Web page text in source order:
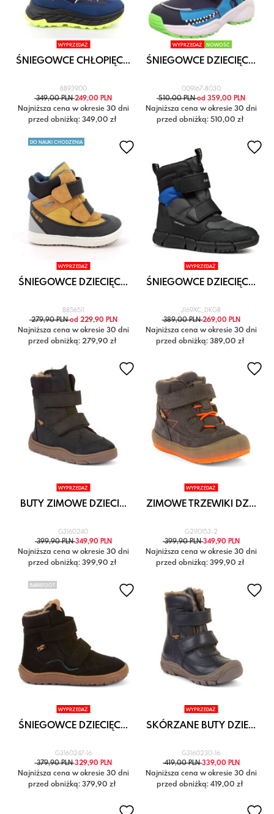
WYPRZEDAŻ
ŚNIEGOWCE CHŁOPIĘC...
8893900
349,00 PLN249,00 PLN
Najniższa cena w okresie 30 dni
przed obniżką: 349,00 zł
WYPRZEDAŻ NOWOŚĆ
ŚNIEGOWCE DZIECIĘC...
009167-8030
510,00 PLNod 359,00 PLN
Najniższa cena w okresie 30 dni
przed obniżką: 510,00 zł
DO NAUKI CHODZENIA
WYPRZEDAŻ
ŚNIEGOWCE DZIECIĘC...
8856511
279,90 PLNod 229,90 PLN
Najniższa cena w okresie 30 dni
przed obniżką: 279,90 zł
WYPRZEDAŻ
ŚNIEGOWCE DZIECIĘC...
J169XC_DKGR
389,00 PLN269,00 PLN
Najniższa cena w okresie 30 dni
przed obniżką: 389,00 zł
WYPRZEDAŻ
BUTY ZIMOWE DZIECI...
G3160240
399,90 PLN349,90 PLN
Najniższa cena w okresie 30 dni
przed obniżką: 399,90 zł
WYPRZEDAŻ
ZIMOWE TRZEWIKI DZ...
G2110153-2
399,90 PLN349,90 PLN
Najniższa cena w okresie 30 dni
przed obniżką: 399,90 zł
BAREFOOT
WYPRZEDAŻ
ŚNIEGOWCE DZIECIĘC...
G3160247-16
379,90 PLN329,90 PLN
Najniższa cena w okresie 30 dni
przed obniżką: 379,90 zł
WYPRZEDAŻ
SKÓRZANE BUTY DZIE...
G3160230-16
419,00 PLN339,00 PLN
Najniższa cena w okresie 30 dni
przed obniżką: 419,00 zł